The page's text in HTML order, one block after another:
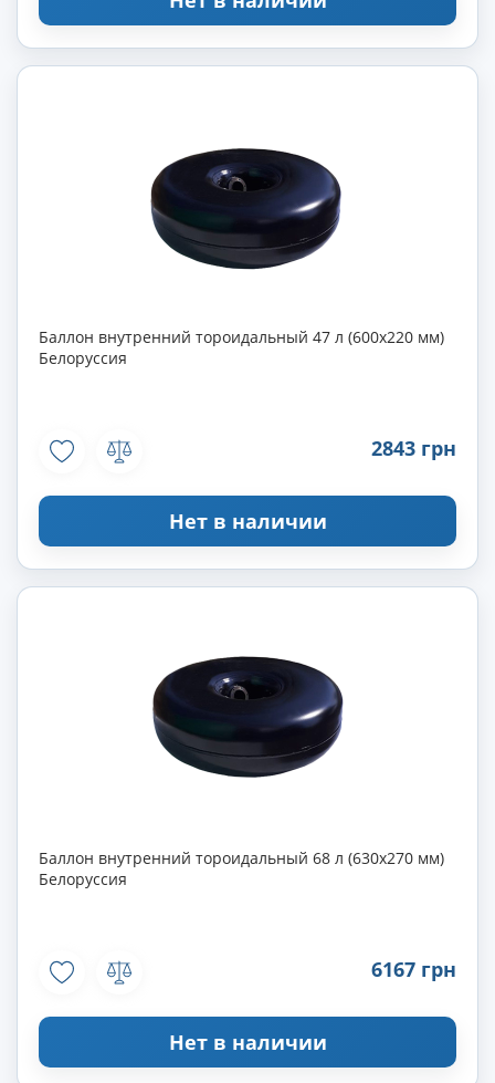
Баллон внутренний тороидальный 47 л (600х220 мм)
Белоруссия
2843 грн
Нет в наличии
Баллон внутренний тороидальный 68 л (630х270 мм)
Белоруссия
6167 грн
Нет в наличии